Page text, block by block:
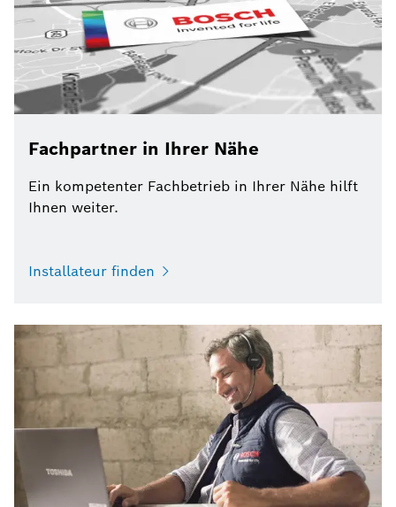
Fachpartner in Ihrer Nähe
Ein kompetenter Fachbetrieb in Ihrer Nähe hilft
Ihnen weiter.
Installateur finden